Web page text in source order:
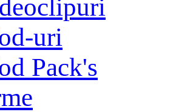
uri
Pack's